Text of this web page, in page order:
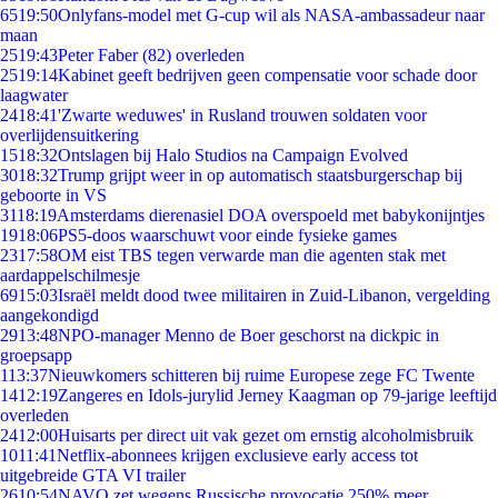
6519:50Onlyfans-model met G-cup wil als NASA-ambassadeur naar
maan
2519:43Peter Faber (82) overleden
2519:14Kabinet geeft bedrijven geen compensatie voor schade door
laagwater
2418:41'Zwarte weduwes' in Rusland trouwen soldaten voor
overlijdensuitkering
1518:32Ontslagen bij Halo Studios na Campaign Evolved
3018:32Trump grijpt weer in op automatisch staatsburgerschap bij
geboorte in VS
3118:19Amsterdams dierenasiel DOA overspoeld met babykonijntjes
1918:06PS5-doos waarschuwt voor einde fysieke games
2317:58OM eist TBS tegen verwarde man die agenten stak met
aardappelschilmesje
6915:03Israël meldt dood twee militairen in Zuid-Libanon, vergelding
aangekondigd
2913:48NPO-manager Menno de Boer geschorst na dickpic in
groepsapp
113:37Nieuwkomers schitteren bij ruime Europese zege FC Twente
1412:19Zangeres en Idols-jurylid Jerney Kaagman op 79-jarige leeftijd
overleden
2412:00Huisarts per direct uit vak gezet om ernstig alcoholmisbruik
1011:41Netflix-abonnees krijgen exclusieve early access tot
uitgebreide GTA VI trailer